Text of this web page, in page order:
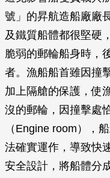
號」的昇航造船廠廠
及鐵質船體都很堅硬
脆弱的郵輪船身時，
者。漁船船首雖因撞
加上隔艙的保護，使
沒的郵輪，因撞擊處
（Engine room），
法確實運作，導致快
安全設計，將船體分